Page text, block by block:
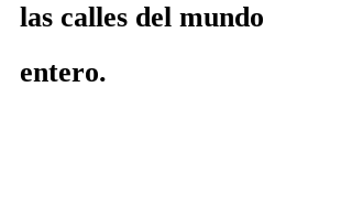
las calles del mundo
entero.